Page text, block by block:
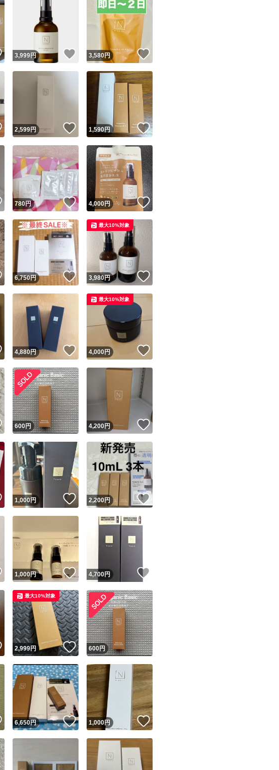
安心取引出品者
安心取引出品者 Yahoo!フリマの基準をクリアした安心・安全なユーザーです
取引実績
このユーザーはYahoo!フリマの取引を完了させた実績があります
他フリマ実績◯+ このユーザーは他フリマサービスでの取引実績があります
スピード&安心発送
※このバッジは実績に基づく表示であり、発送を保証しているものではありません
スピード＆安心発送
このユーザーは高頻度で24時間以内＆設定した発送日数内に発送してい
ます
スピード発送 このユーザーは高頻度で24時間以内に発送しています
安心発送 このユーザーは設定した発送日数内に発送しています
この商品の情報をコピーします
商品画像の 無断転載は禁止されています
1商品につき1回 です
出品ページへ
キャンセル
いいね！
3,999円 いいね！
3,580円
いいね！
2,599円 いいね！
1,590円 いいね！
いいね！
780円 いいね！
4,000円 いいね！
いいね！
6,750円 いいね！
3,980円
最大10%対象
いいね！
4,880円 いいね！
4,000円
最大10%対象
いいね！
600円 4,200円 いいね！
いいね！
1,000円 いいね！
2,200円
いいね！
1,000円 いいね！
4,700円
いいね！
2,999円 いいね！
最大10%対象
600円
いいね！
6,650円 いいね！
1,000円 いいね！